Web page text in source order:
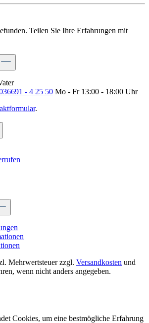
Teilen Sie Ihre Erfahrungen mit
- 4 25 50 Mo - Fr 13:00 - 18:00 Uhr
.
Mehrwertsteuer zzgl. Versandkosten und
wenn nicht anders angegeben.
Cookies, um eine bestmögliche Erfahrung